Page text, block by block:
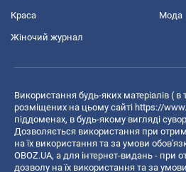
Краса Мода
Жіночий журнал
Використання будь-яких матеріалів ( в
розміщених на цьому сайті https://
піддоменах, в будь-якому вигляді
Дозволяється використання при
на їх використання та за умови
OBOZ.UA, а для інтернет-видань - при
дозволу на їх використання та за